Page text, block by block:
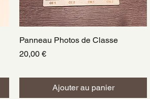
Aperçu rapide
Panneau Photos de Classe
Prix
20,00 €
Ajouter au panier